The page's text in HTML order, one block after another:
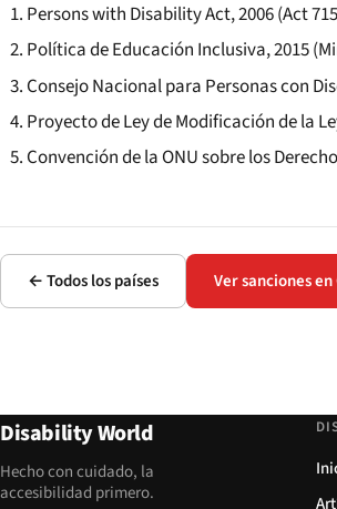
Persons with Disability Act, 2006 (Act
Política de Educación Inclusiva, 2015
Consejo Nacional para Personas con
Proyecto de Ley de Modificación de la
Convención de la ONU sobre los
← Todos los países Ver sanciones
Disability World
Hecho con cuidado, la
accesibilidad primero.